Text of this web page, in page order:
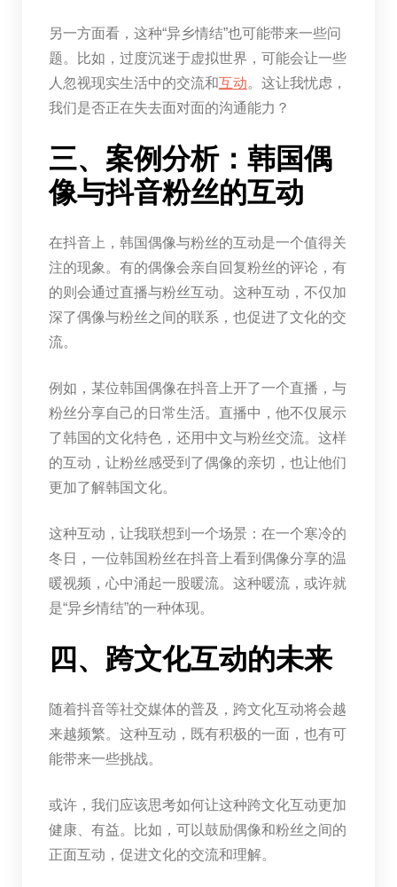
另一方面看，这种“异乡情结”也可能带来一些问
题。比如，过度沉迷于虚拟世界，可能会让一些
人忽视现实生活中的交流和互动。这让我忧虑，
我们是否正在失去面对面的沟通能力？
三、案例分析：韩国偶
像与抖音粉丝的互动
在抖音上，韩国偶像与粉丝的互动是一个值得关
注的现象。有的偶像会亲自回复粉丝的评论，有
的则会通过直播与粉丝互动。这种互动，不仅加
深了偶像与粉丝之间的联系，也促进了文化的交
流。
例如，某位韩国偶像在抖音上开了一个直播，与
粉丝分享自己的日常生活。直播中，他不仅展示
了韩国的文化特色，还用中文与粉丝交流。这样
的互动，让粉丝感受到了偶像的亲切，也让他们
更加了解韩国文化。
这种互动，让我联想到一个场景：在一个寒冷的
冬日，一位韩国粉丝在抖音上看到偶像分享的温
暖视频，心中涌起一股暖流。这种暖流，或许就
是“异乡情结”的一种体现。
四、跨文化互动的未来
随着抖音等社交媒体的普及，跨文化互动将会越
来越频繁。这种互动，既有积极的一面，也有可
能带来一些挑战。
或许，我们应该思考如何让这种跨文化互动更加
健康、有益。比如，可以鼓励偶像和粉丝之间的
正面互动，促进文化的交流和理解。